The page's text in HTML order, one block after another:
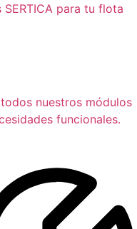
para tu flota
nuestros módulos
funcionales.